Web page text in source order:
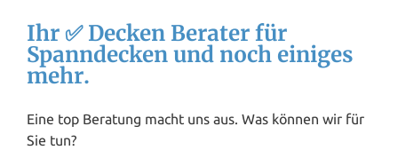
Ihr ✅ Decken Berater für
Spanndecken und noch einiges
mehr.
Eine top Beratung macht uns aus. Was können wir für
Sie tun?